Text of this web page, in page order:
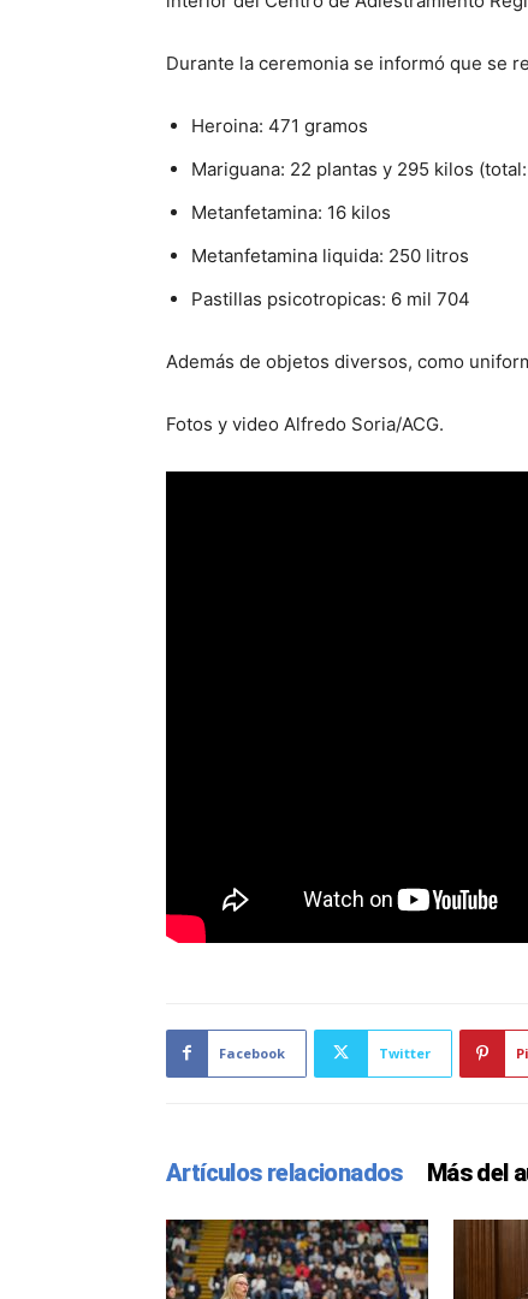
Durante la ceremonia se informó que se
Heroina: 471 gramos
Mariguana: 22 plantas y 295 kilos
Metanfetamina: 16 kilos
Metanfetamina liquida: 250 litros
Pastillas psicotropicas: 6 mil 704
Además de objetos diversos, como
Fotos y video Alfredo Soria/ACG.
Facebook Twitter
Artículos relacionados Más del